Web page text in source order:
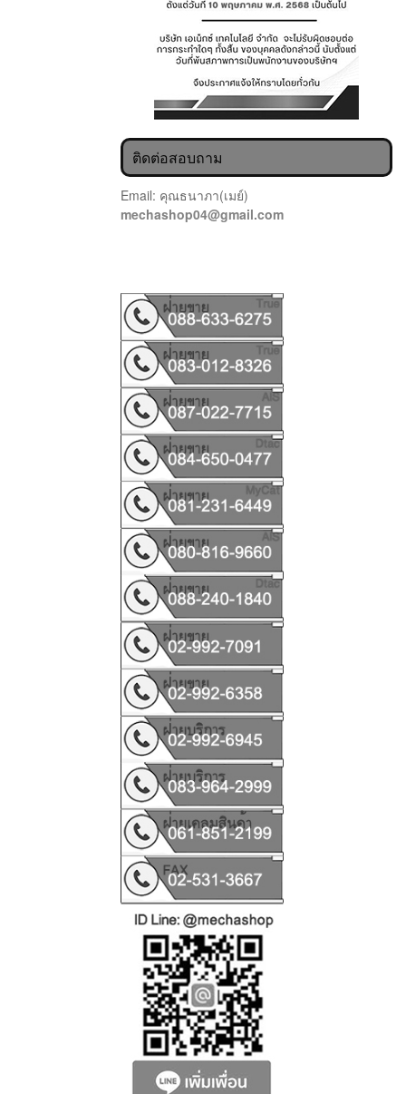
ติดต่อสอบถาม
Email: คุณธนาภา(เมย์)
mechashop04@gmail.com